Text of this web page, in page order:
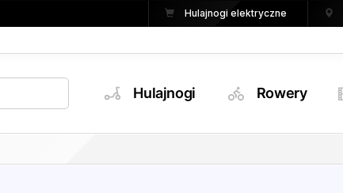
Hulajnogi elektryczne
Hulajnogi Rowery